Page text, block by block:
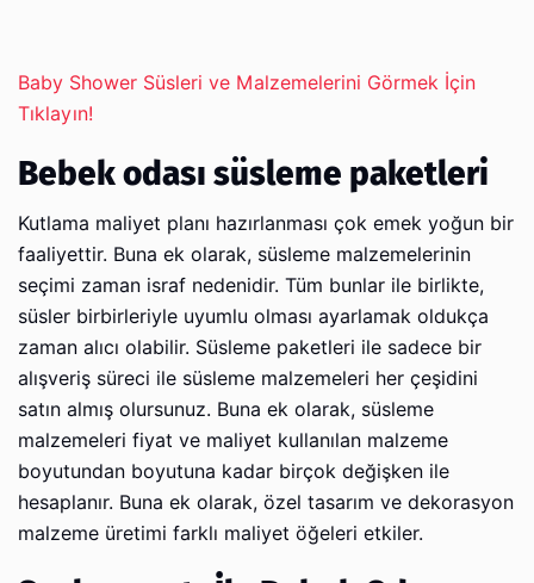
Baby Shower Süsleri ve Malzemelerini Görmek İçin
Tıklayın!
Bebek odası süsleme paketleri
Kutlama maliyet planı hazırlanması çok emek yoğun bir
faaliyettir. Buna ek olarak, süsleme malzemelerinin
seçimi zaman israf nedenidir. Tüm bunlar ile birlikte,
süsler birbirleriyle uyumlu olması ayarlamak oldukça
zaman alıcı olabilir. Süsleme paketleri ile sadece bir
alışveriş süreci ile süsleme malzemeleri her çeşidini
satın almış olursunuz. Buna ek olarak, süsleme
malzemeleri fiyat ve maliyet kullanılan malzeme
boyutundan boyutuna kadar birçok değişken ile
hesaplanır. Buna ek olarak, özel tasarım ve dekorasyon
malzeme üretimi farklı maliyet öğeleri etkiler.